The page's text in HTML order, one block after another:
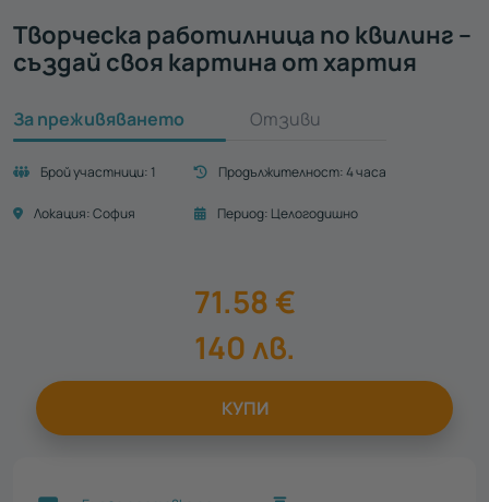
Творческа работилница по квилинг –
създай своя картина от хартия
За преживяването Отзиви
Брой участници: 1 Продължителност:4 часа
Локация:София Период: Целогодишно
71.58 €
140лв.
КУПИ